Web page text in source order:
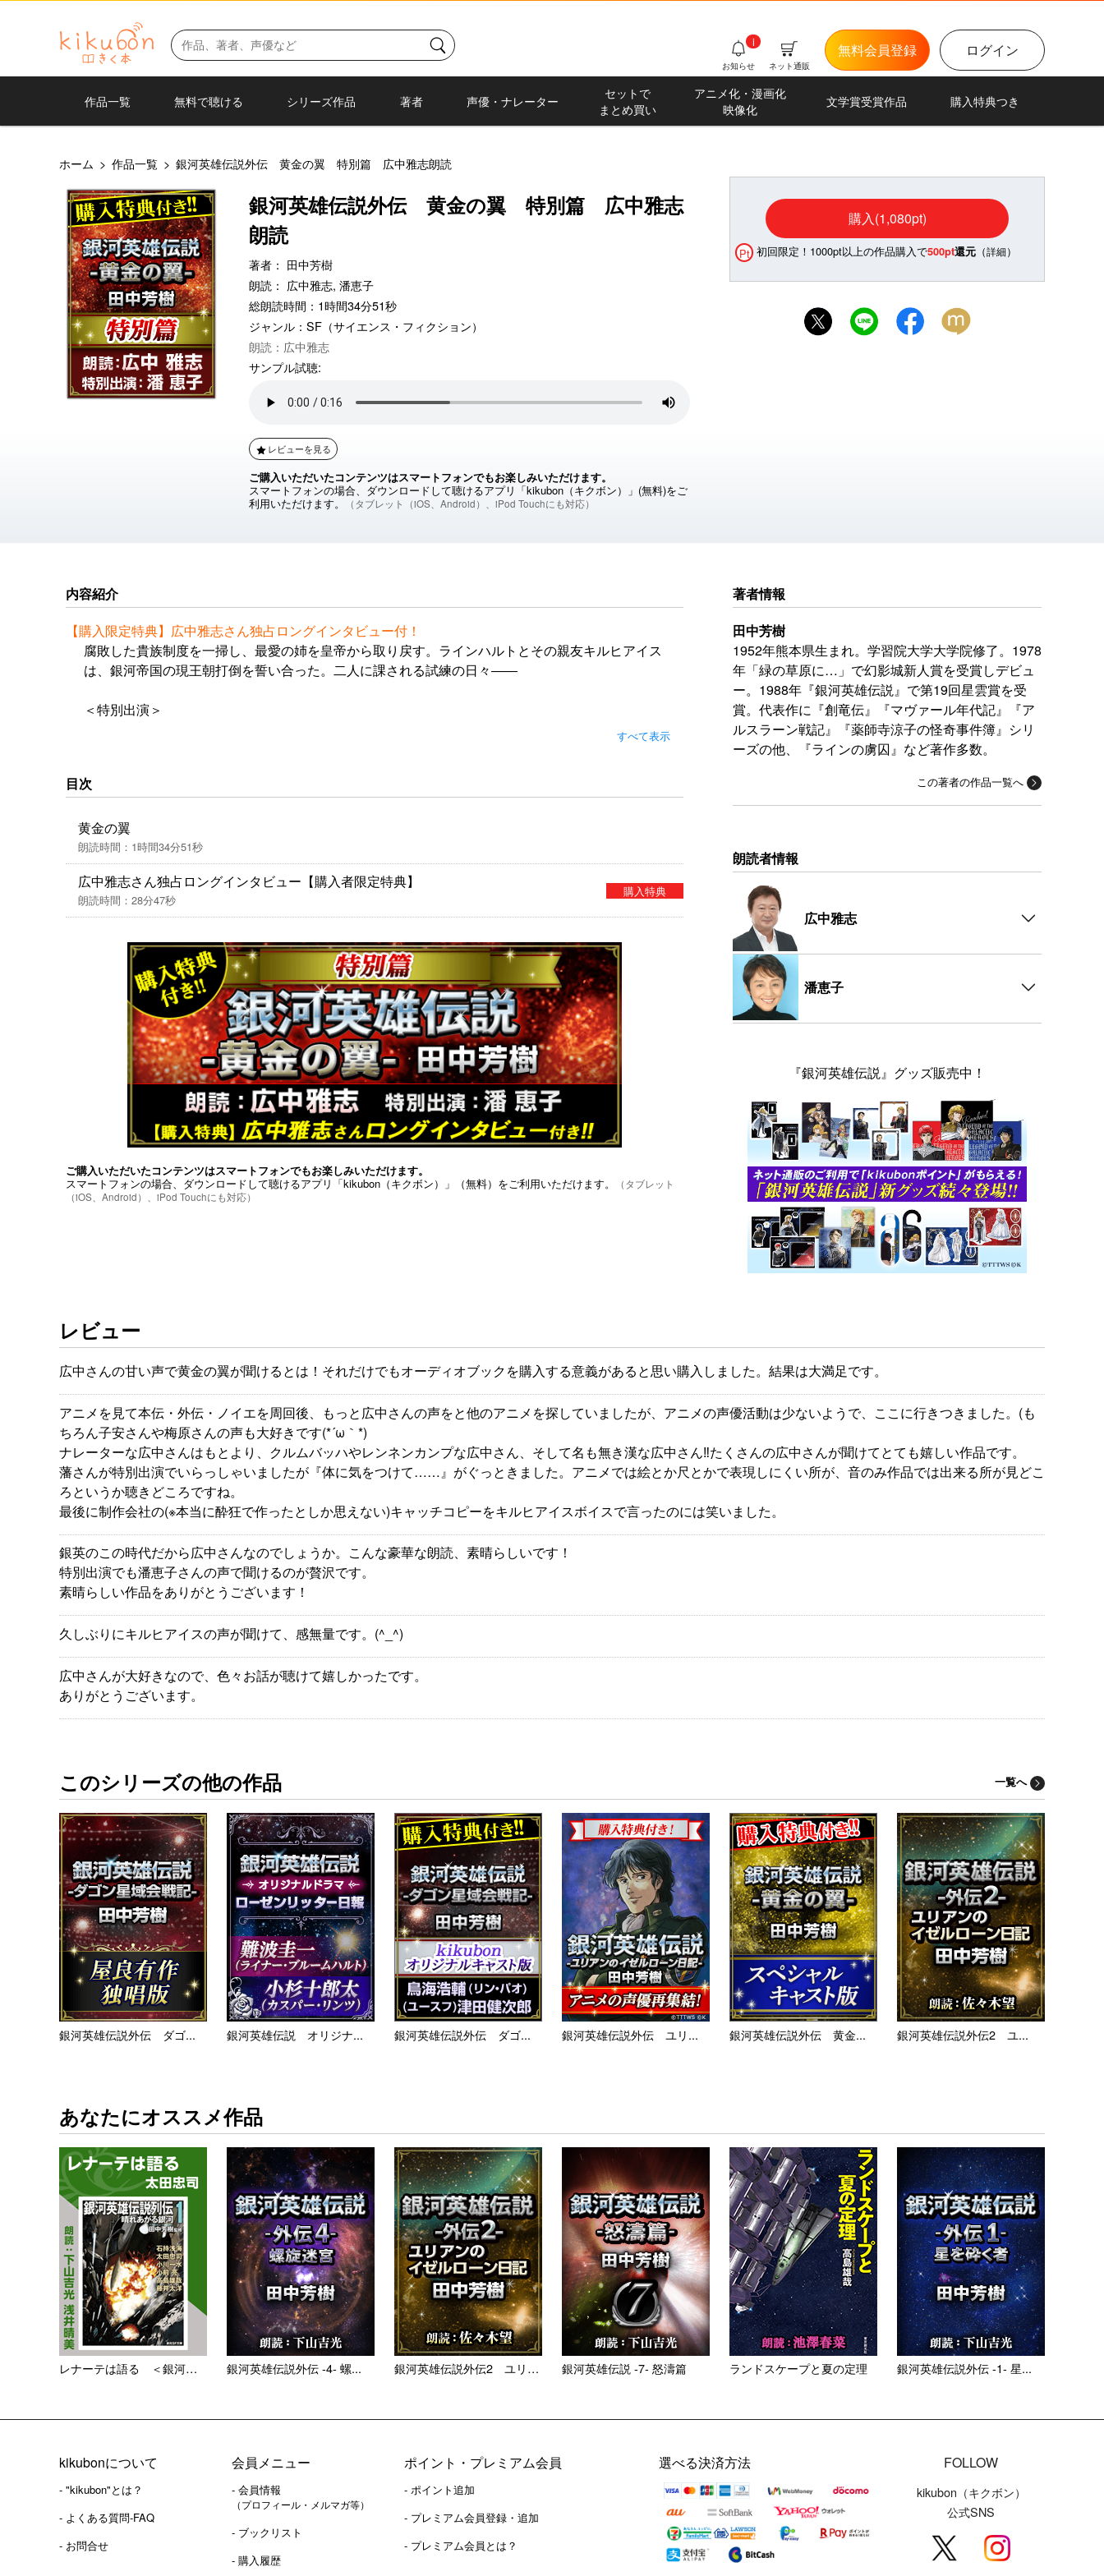
ログイン
無料会員登録
ネット通販
お知らせ
i
作品一覧 無料で聴ける シリーズ作品 著者 声優・ナレーター
セットで
まとめ買い
アニメ化・漫画化
映像化
文学賞受賞作品 購入特典つき
ホーム > 作品一覧 > 銀河英雄伝説外伝 黄金の翼 特別篇 広中雅志朗読
銀河英雄伝説外伝 黄金の翼 特別篇 広中雅志
朗読
著者： 田中芳樹
朗読： 広中雅志, 潘恵子
総朗読時間：1時間34分51秒
ジャンル： SF（サイエンス・フィクション）
朗読：広中雅志
サンプル試聴:
レビューを見る
ご購入いただいたコンテンツはスマートフォンでもお楽しみいただけます。
スマートフォンの場合、ダウンロードして聴けるアプリ「kikubon（キクボン）」(無料)をご
利用いただけます。
（タブレット（iOS、Android）、iPod Touchにも対応）
購入(1,080pt)
Pt 初回限定！1000pt以上の作品購入で500pt還元（詳細）
内容紹介
【購入限定特典】広中雅志さん独占ロングインタビュー付！
腐敗した貴族制度を一掃し、最愛の姉を皇帝から取り戻す。ラインハルトとその親友キルヒアイス
は、銀河帝国の現王朝打倒を誓い合った。二人に課される試練の日々――
＜特別出演＞
すべて表示
目次
黄金の翼
朗読時間：1時間34分51秒
広中雅志さん独占ロングインタビュー【購入者限定特典】
朗読時間：28分47秒
購入特典
ご購入いただいたコンテンツはスマートフォンでもお楽しみいただけます。
スマートフォンの場合、ダウンロードして聴けるアプリ「kikubon（キクボン）」（無料）をご利用いただけます。
（タブレット
（iOS、Android）、iPod Touchにも対応）
著者情報
田中芳樹
1952年熊本県生まれ。学習院大学大学院修了。1978
年「緑の草原に…」で幻影城新人賞を受賞しデビュ
ー。1988年『銀河英雄伝説』で第19回星雲賞を受
賞。代表作に『創竜伝』『マヴァール年代記』『ア
ルスラーン戦記』『薬師寺涼子の怪奇事件簿』シリ
ーズの他、『ラインの虜囚』など著作多数。
この著者の作品一覧へ
朗読者情報
広中雅志
潘恵子
『銀河英雄伝説』グッズ販売中！
レビュー
広中さんの甘い声で黄金の翼が聞けるとは！それだけでもオーディオブックを購入する意義があると思い購入しました。結果は大満足です。
アニメを見て本伝・外伝・ノイエを周回後、もっと広中さんの声をと他のアニメを探していましたが、アニメの声優活動は少ないようで、ここに行きつきました。(も
ちろん子安さんや梅原さんの声も大好きです(*´ω｀*)
ナレーターな広中さんはもとより、クルムバッハやレンネンカンプな広中さん、そして名も無き漢な広中さん‼︎たくさんの広中さんが聞けてとても嬉しい作品です。
藩さんが特別出演でいらっしゃいましたが『体に気をつけて……』がぐっときました。アニメでは絵とか尺とかで表現しにくい所が、音のみ作品では出来る所が見どこ
ろというか聴きどころですね。
最後に制作会社の(※本当に酔狂で作ったとしか思えない)キャッチコピーをキルヒアイスボイスで言ったのには笑いました。
銀英のこの時代だから広中さんなのでしょうか。こんな豪華な朗読、素晴らしいです！
特別出演でも潘恵子さんの声で聞けるのが贅沢です。
素晴らしい作品をありがとうございます！
久しぶりにキルヒアイスの声が聞けて、感無量です。(^_^)
広中さんが大好きなので、色々お話が聴けて嬉しかったです。
ありがとうございます。
このシリーズの他の作品 一覧へ
銀河英雄伝説外伝 ダゴ... 銀河英雄伝説 オリジナ... 銀河英雄伝説外伝 ダゴ... 銀河英雄伝説外伝 ユリ... 銀河英雄伝説外伝 黄金... 銀河英雄伝説外伝2 ユ...
あなたにオススメ作品
レナーテは語る ＜銀河英雄伝... 銀河英雄伝説外伝 -4- 螺... 銀河英雄伝説外伝2 ユリアン... 銀河英雄伝説 -7- 怒濤篇 ランドスケープと夏の定理 銀河英雄伝説外伝 -1- 星...
kikubonについて
- "kikubon"とは？
- よくある質問-FAQ
- お問合せ
会員メニュー
- 会員情報
（プロフィール・メルマガ等）
- ブックリスト
- 購入履歴
ポイント・プレミアム会員
- ポイント追加
- プレミアム会員登録・追加
- プレミアム会員とは？
FOLLOW
kikubon（キクボン）
公式SNS
選べる決済方法